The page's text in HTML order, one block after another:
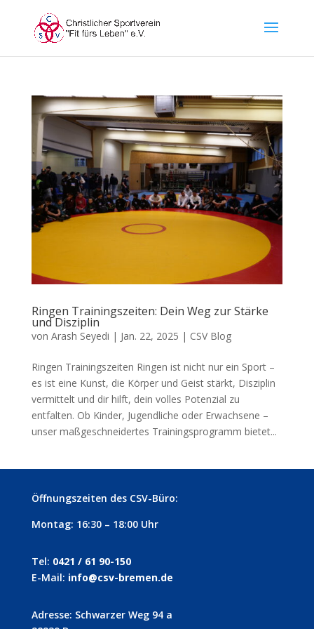
Ringen Trainingszeiten: Dein Weg zur Stärke
und Disziplin
von Arash Seyedi | Jan. 22, 2025 | CSV Blog
Ringen Trainingszeiten Ringen ist nicht nur ein Sport –
es ist eine Kunst, die Körper und Geist stärkt, Disziplin
vermittelt und dir hilft, dein volles Potenzial zu
entfalten. Ob Kinder, Jugendliche oder Erwachsene –
unser maßgeschneidertes Trainingsprogramm bietet...
Öffnungszeiten des CSV-Büro:
Montag: 16:30 – 18:00 Uhr
Tel: 0421 / 61 90-150
E-Mail: info@csv-bremen.de
Adresse: Schwarzer Weg 94 a